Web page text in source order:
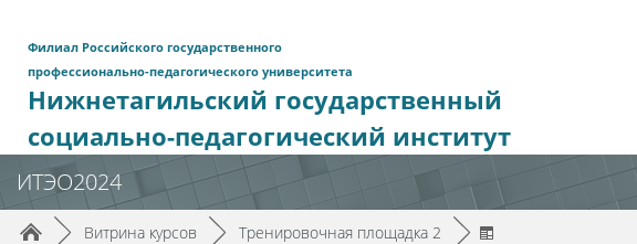
Филиал Российского государственного
профессионально-педагогического университета
Нижнетагильский государственный
социально-педагогический институт
ИТЭО2024
Путь к странице
/► Витрина курсов /► Тренировочная площадка 2 /►